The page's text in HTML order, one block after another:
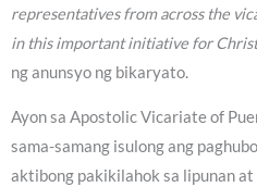
representatives from across the
in this important initiative for
ng anunsyo ng bikaryato.
Ayon sa Apostolic Vicariate of
sama-samang isulong ang
aktibong pakikilahok sa lipunan at